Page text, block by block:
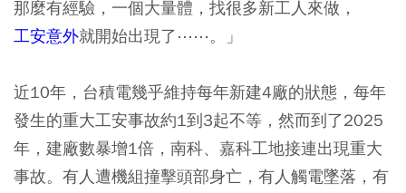
那麼有經驗，一個大量體，找很多新工人來做，
工安意外就開始出現了⋯⋯。」
近10年，台積電幾乎維持每年新建4廠的狀態，每年
發生的重大工安事故約1到3起不等，然而到了2025
年，建廠數暴增1倍，南科、嘉科工地接連出現重大
事故。有人遭機組撞擊頭部身亡，有人觸電墜落，有